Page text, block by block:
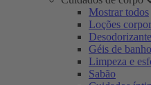
Mostrar todos
Loções
Géis de banho
Limpeza e
Sabão